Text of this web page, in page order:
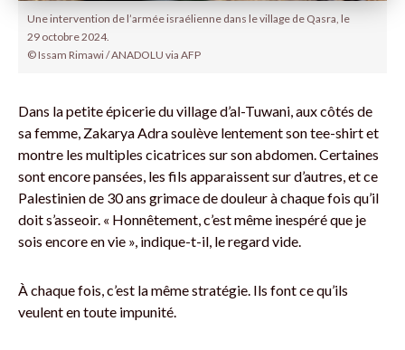
Une intervention de l’armée israélienne dans le village de Qasra, le
29 octobre 2024.
© Issam Rimawi / ANADOLU via AFP
Dans la petite épicerie du village d’al-Tuwani, aux côtés de
sa femme, Zakarya Adra soulève lentement son tee-shirt et
montre les multiples cicatrices sur son abdomen. Certaines
sont encore pansées, les fils apparaissent sur d’autres, et ce
Palestinien de 30 ans grimace de douleur à chaque fois qu’il
doit s’asseoir. « Honnêtement, c’est même inespéré que je
sois encore en vie », indique-t-il, le regard vide.
À chaque fois, c’est la même stratégie. Ils font ce qu’ils
veulent en toute impunité.